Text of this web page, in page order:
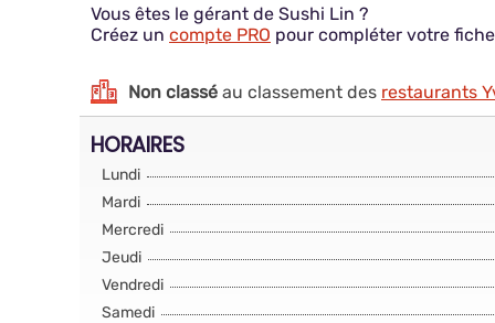
Vous êtes le gérant de Sushi Lin ?
Créez un compte PRO pour compléter votre
Non classé au classement des restaurants
HORAIRES
Lundi
Mardi
Mercredi
Jeudi
Vendredi
Samedi